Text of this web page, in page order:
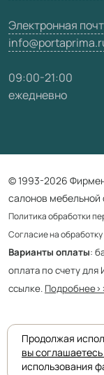
Электронная
09:00-21:00
ежедневно
© 1993-2026
салонов мебельной
Политика обработки
Согласие на
Варианты оплаты:
оплата по счету
ссылке.
Приведенная на сайте
и носит информационно
Продолжая
вы
использования